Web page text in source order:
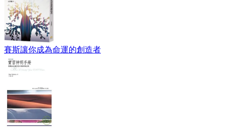
賽斯讓你成為命運的創造者